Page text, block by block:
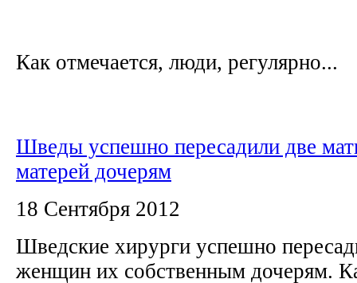
Как отмечается, люди, регулярно...
Шведы успешно пересадили две
матерей дочерям
18 Сентября 2012
Шведские хирурги успешно
женщин их собственным дочерям.